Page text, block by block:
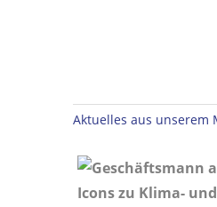
Aktuelles aus unserem